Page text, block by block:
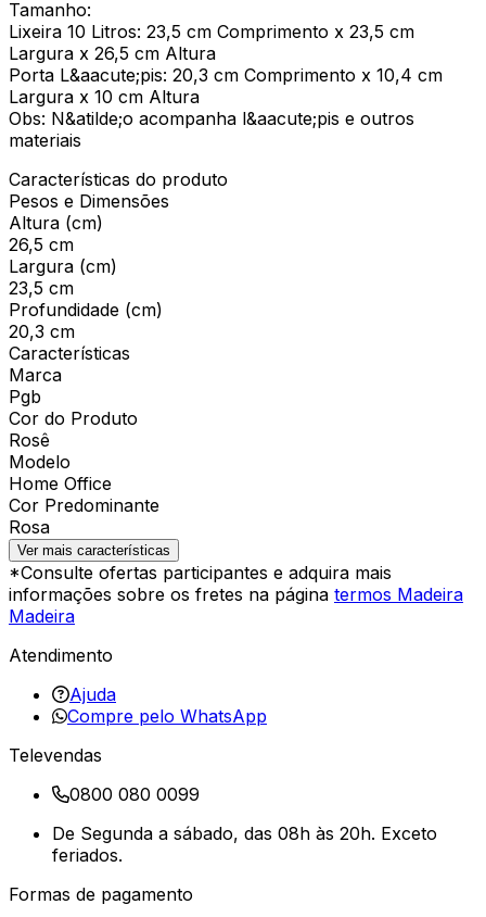
Tamanho:
Lixeira 10 Litros: 23,5 cm Comprimento x 23,5 cm
Largura x 26,5 cm Altura
Porta L&aacute;pis: 20,3 cm Comprimento x 10,4 cm
Largura x 10 cm Altura
Obs: N&atilde;o acompanha l&aacute;pis e outros
materiais
Características do produto
Pesos e Dimensões
Altura (cm)
26,5 cm
Largura (cm)
23,5 cm
Profundidade (cm)
20,3 cm
Características
Marca
Pgb
Cor do Produto
Rosê
Modelo
Home Office
Cor Predominante
Rosa
Ver mais características
*Consulte ofertas participantes e adquira mais
informações sobre os fretes na página termos Madeira
Madeira
Atendimento
Ajuda
Compre pelo WhatsApp
Televendas
0800 080 0099
De Segunda a sábado, das 08h às 20h. Exceto
feriados.
Formas de pagamento